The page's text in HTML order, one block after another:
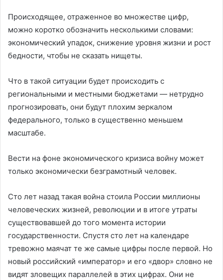
Происходящее, отраженное во множестве цифр,
можно коротко обозначить несколькими словами:
экономический упадок, снижение уровня жизни и рост
бедности, чтобы не сказать нищеты.
Что в такой ситуации будет происходить с
региональными и местными бюджетами — нетрудно
прогнозировать, они будут плохим зеркалом
федерального, только в существенно меньшем
масштабе.
Вести на фоне экономического кризиса войну может
только экономически безграмотный человек.
Сто лет назад такая война стоила России миллионы
человеческих жизней, революции и в итоге утраты
существовавшей до того момента истории
государственности. Спустя сто лет на календаре
тревожно маячат те же самые цифры после первой. Но
новый российский «император» и его «двор» словно не
видят зловещих параллелей в этих цифрах. Они не